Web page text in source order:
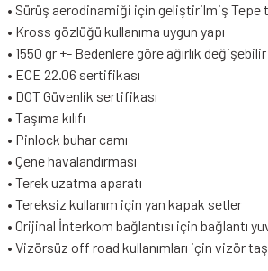
• Sürüş aerodinamiği için geliştirilmiş Tepe
• Kross gözlüğü kullanıma uygun yapı
• 1550 gr +- Bedenlere göre ağırlık değişebilir
• ECE 22.06 sertifikası
• DOT Güvenlik sertifikası
• Taşıma kılıfı
• Pinlock buhar camı
• Çene havalandırması
• Terek uzatma aparatı
• Tereksiz kullanım için yan kapak setler
• Orijinal İnterkom bağlantısı için bağlantı
• Vizörsüz off road kullanımları için vizör